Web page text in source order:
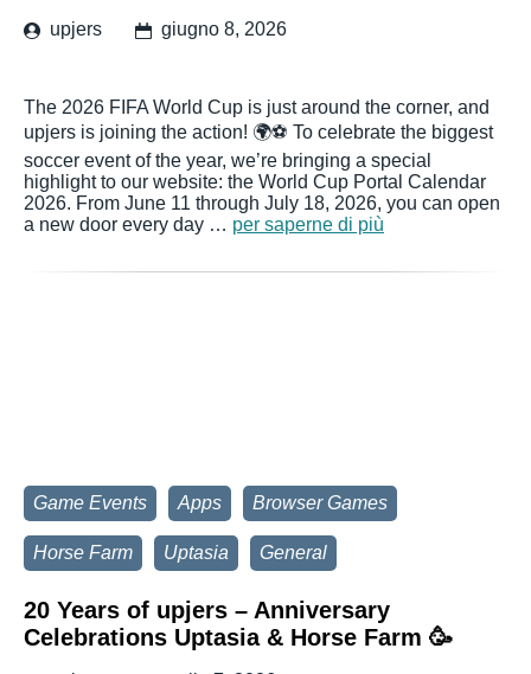
upjers giugno 8, 2026
The 2026 FIFA World Cup is just around the corner, and
upjers is joining the action! 🌍⚽ To celebrate the biggest
soccer event of the year, we’re bringing a special
highlight to our website: the World Cup Portal Calendar
2026. From June 11 through July 18, 2026, you can open
a new door every day … per saperne di più
Game Events Apps Browser Games
Horse Farm Uptasia General
20 Years of upjers – Anniversary
Celebrations Uptasia & Horse Farm 🥳